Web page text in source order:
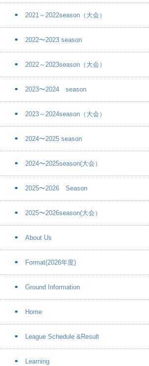
2021～2022season（大会）
2022〜2023 season
2022～2023season（大会）
2023〜2024 season
2023～2024season（大会）
2024〜2025 season
2024〜2025season(大会）
2025〜2026 Season
2025〜2026season(大会）
About Us
Format(2026年度)
Ground Information
Home
League Schedule &Result
Learning